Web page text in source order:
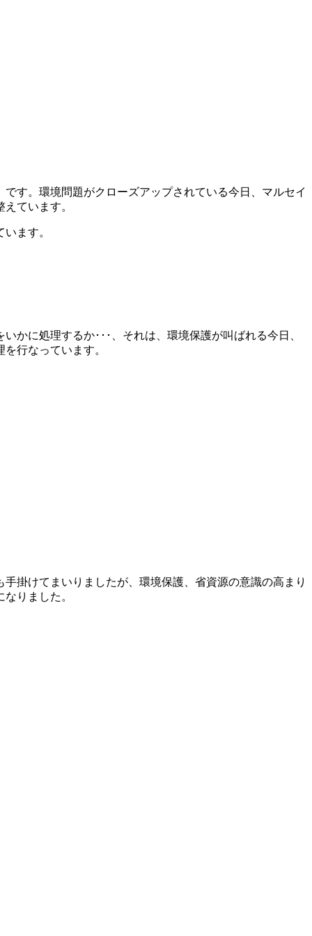
す。環境問題がクローズアップされている今日、マルセイ
ています。
ます。
かに処理するか･･･、それは、環境保護が叫ばれる今日、
行なっています。
掛けてまいりましたが、環境保護、省資源の意識の高まり
りました。